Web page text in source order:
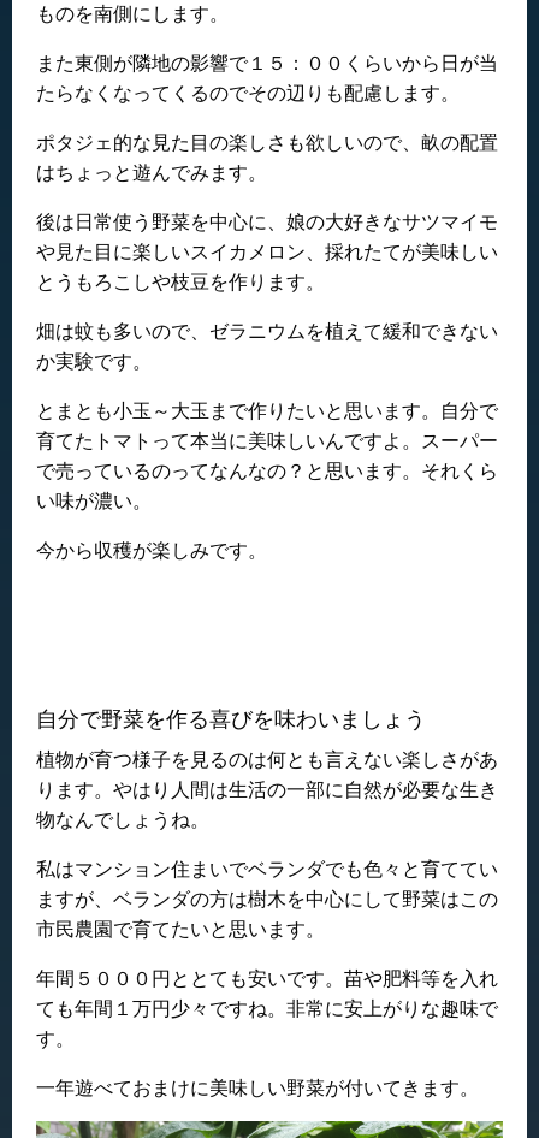
ものを南側にします。
また東側が隣地の影響で１５：００くらいから日が当
たらなくなってくるのでその辺りも配慮します。
ポタジェ的な見た目の楽しさも欲しいので、畝の配置
はちょっと遊んでみます。
後は日常使う野菜を中心に、娘の大好きなサツマイモ
や見た目に楽しいスイカメロン、採れたてが美味しい
とうもろこしや枝豆を作ります。
畑は蚊も多いので、ゼラニウムを植えて緩和できない
か実験です。
とまとも小玉～大玉まで作りたいと思います。自分で
育てたトマトって本当に美味しいんですよ。スーパー
で売っているのってなんなの？と思います。それくら
い味が濃い。
今から収穫が楽しみです。
自分で野菜を作る喜びを味わいましょう
植物が育つ様子を見るのは何とも言えない楽しさがあ
ります。やはり人間は生活の一部に自然が必要な生き
物なんでしょうね。
私はマンション住まいでベランダでも色々と育ててい
ますが、ベランダの方は樹木を中心にして野菜はこの
市民農園で育てたいと思います。
年間５０００円ととても安いです。苗や肥料等を入れ
ても年間１万円少々ですね。非常に安上がりな趣味で
す。
一年遊べておまけに美味しい野菜が付いてきます。